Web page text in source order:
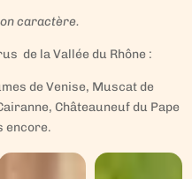
caractère.
de la Vallée du Rhône :
de Venise, Muscat de
Châteauneuf du Pape
encore.